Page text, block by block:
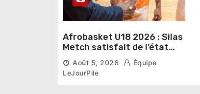
Afrobasket U18 2026 : Silas
Metch satisfait de l’état
des infrastructures et
ambitieux pour les
Éléphants
Août 5, 2026
Équipe
LeJourPile